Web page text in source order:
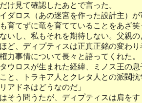
け見て確認したあとで言った。
ダロス（あの迷宮を作った設計主）
育てずに竜を育てていることをあざ
いし、私もそれを期待しない。父親
ど、ディプティスは正真正銘の変わ
力事情について長々と語ってくれた。
ウロスが生まれた経緯、ミノス王の
と、トラキア人とクレタ人との派閥
アドネはどうなのだ」
そう問うたが、ディプティスは肩をす